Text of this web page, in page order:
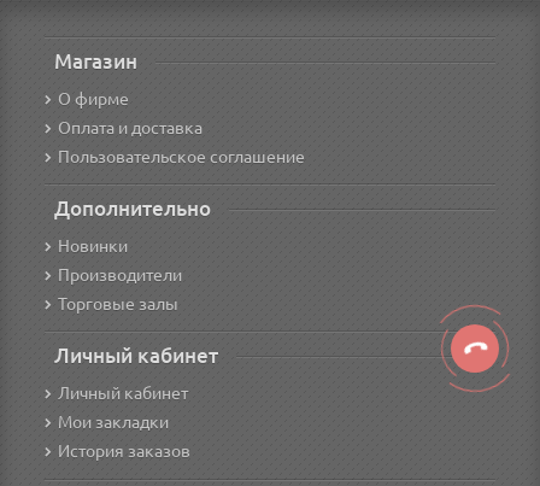
Магазин
О фирме
Оплата и доставка
Пользовательское соглашение
Дополнительно
Новинки
Производители
Торговые залы
Личный кабинет
Личный кабинет
Мои закладки
История заказов